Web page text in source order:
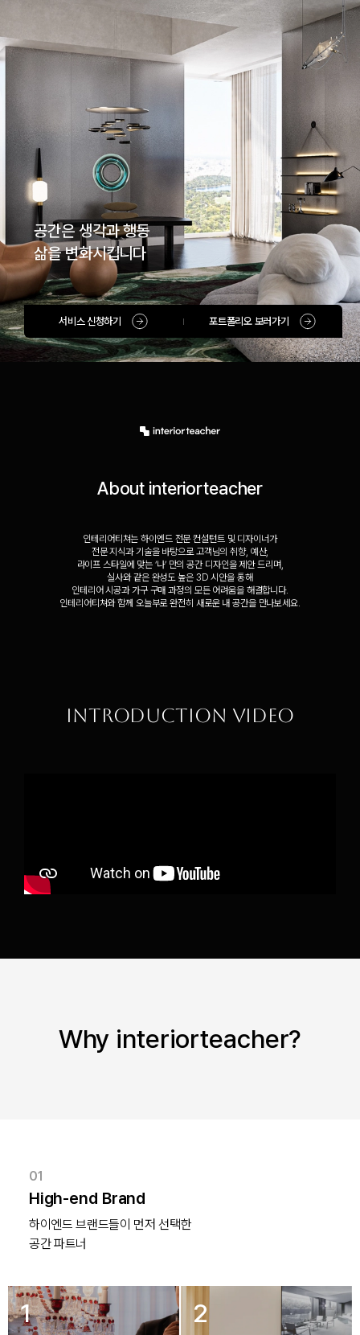
공간은 생각과 행동
삶을 변화시킵니다
서비스 신청하기 포트폴리오 보러가기
About interiorteacher
인테리어티쳐는 하이엔드 전문 컨설턴트 및 디자이너가
전문 지식과 기술을 바탕으로 고객님의 취향, 예산,
라이프 스타일에 맞는 ‘나’ 만의 공간 디자인을 제안 드리며,
실사와 같은 완성도 높은 3D 시안을 통해
인테리어 시공과 가구 구매 과정의 모든 어려움을 해결합니다.
인테리어티쳐와 함께 오늘부로 완전히 새로운 내 공간을 만나보세요.
INTRODUCTION VIDEO
Why interiorteacher?
01
High-end Brand
하이엔드 브랜드들이 먼저 선택한
공간 파트너
1 2